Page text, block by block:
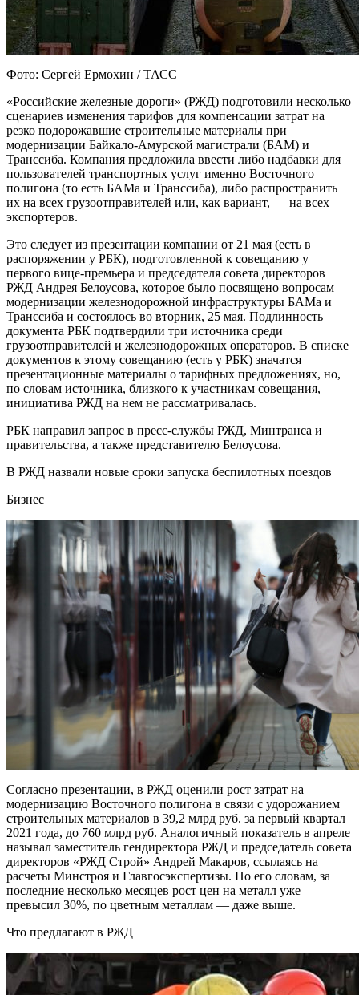
Фото: Сергей Ермохин / ТАСС
«Российские железные дороги» (РЖД) подготовили несколько
сценариев изменения тарифов для компенсации затрат на
резко подорожавшие строительные материалы при
модернизации Байкало-Амурской магистрали (БАМ) и
Транссиба. Компания предложила ввести либо надбавки для
пользователей транспортных услуг именно Восточного
полигона (то есть БАМа и Транссиба), либо распространить
их на всех грузоотправителей или, как вариант, — на всех
экспортеров.
Это следует из презентации компании от 21 мая (есть в
распоряжении у РБК), подготовленной к совещанию у
первого вице-премьера и председателя совета директоров
РЖД Андрея Белоусова, которое было посвящено вопросам
модернизации железнодорожной инфраструктуры БАМа и
Транссиба и состоялось во вторник, 25 мая. Подлинность
документа РБК подтвердили три источника среди
грузоотправителей и железнодорожных операторов. В списке
документов к этому совещанию (есть у РБК) значатся
презентационные материалы о тарифных предложениях, но,
по словам источника, близкого к участникам совещания,
инициатива РЖД на нем не рассматривалась.
РБК направил запрос в пресс-службы РЖД, Минтранса и
правительства, а также представителю Белоусова.
В РЖД назвали новые сроки запуска беспилотных поездов
Бизнес
Согласно презентации, в РЖД оценили рост затрат на
модернизацию Восточного полигона в связи с удорожанием
строительных материалов в 39,2 млрд руб. за первый квартал
2021 года, до 760 млрд руб. Аналогичный показатель в апреле
называл заместитель гендиректора РЖД и председатель совета
директоров «РЖД Строй» Андрей Макаров, ссылаясь на
расчеты Минстроя и Главгосэкспертизы. По его словам, за
последние несколько месяцев рост цен на металл уже
превысил 30%, по цветным металлам — даже выше.
Что предлагают в РЖД